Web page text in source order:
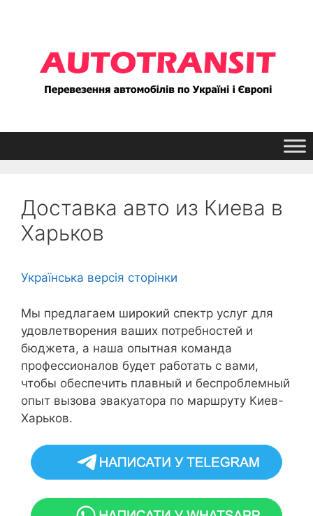
Доставка авто из Киева в
Харьков
Українська версія сторінки
Мы предлагаем широкий спектр услуг для
удовлетворения ваших потребностей и
бюджета, а наша опытная команда
профессионалов будет работать с вами,
чтобы обеспечить плавный и беспроблемный
опыт вызова эвакуатора по маршруту Киев-
Харьков.